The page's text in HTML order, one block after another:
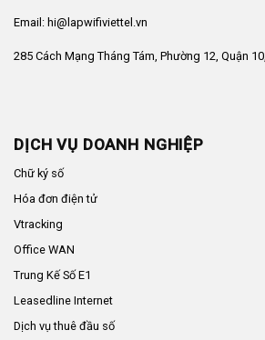
Email: hi@lapwifiviettel.vn
285 Cách Mạng Tháng Tám, Phường 12, Quận
DỊCH VỤ DOANH NGHIỆP
Chữ ký số
Hóa đơn điện tử
Vtracking
Office WAN
Trung Kế Số E1
Leasedline Internet
Dịch vụ thuê đầu số